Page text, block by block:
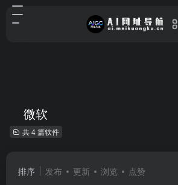
微软
共 4 篇软件
排序 发布 更新 浏览 点赞